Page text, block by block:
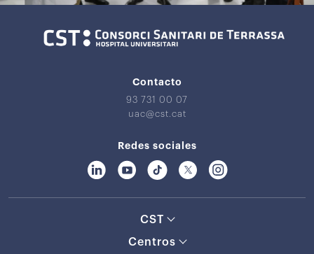
Contacto
93 731 00 07
uac@cst.cat
Redes sociales
CST
Centros